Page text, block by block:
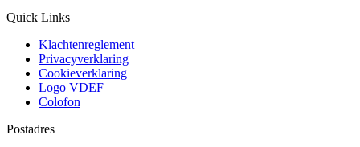
Quick Links
Klachtenreglement
Privacyverklaring
Cookieverklaring
Logo VDEF
Colofon
Postadres